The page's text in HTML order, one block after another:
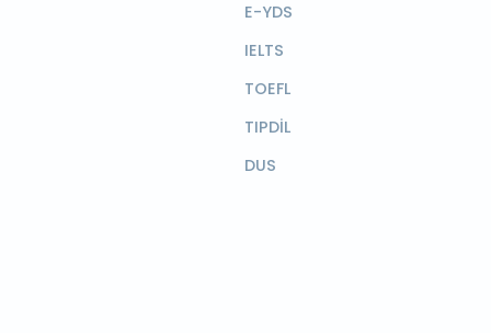
E-YDS
IELTS
TOEFL
TIPDİL
DUS